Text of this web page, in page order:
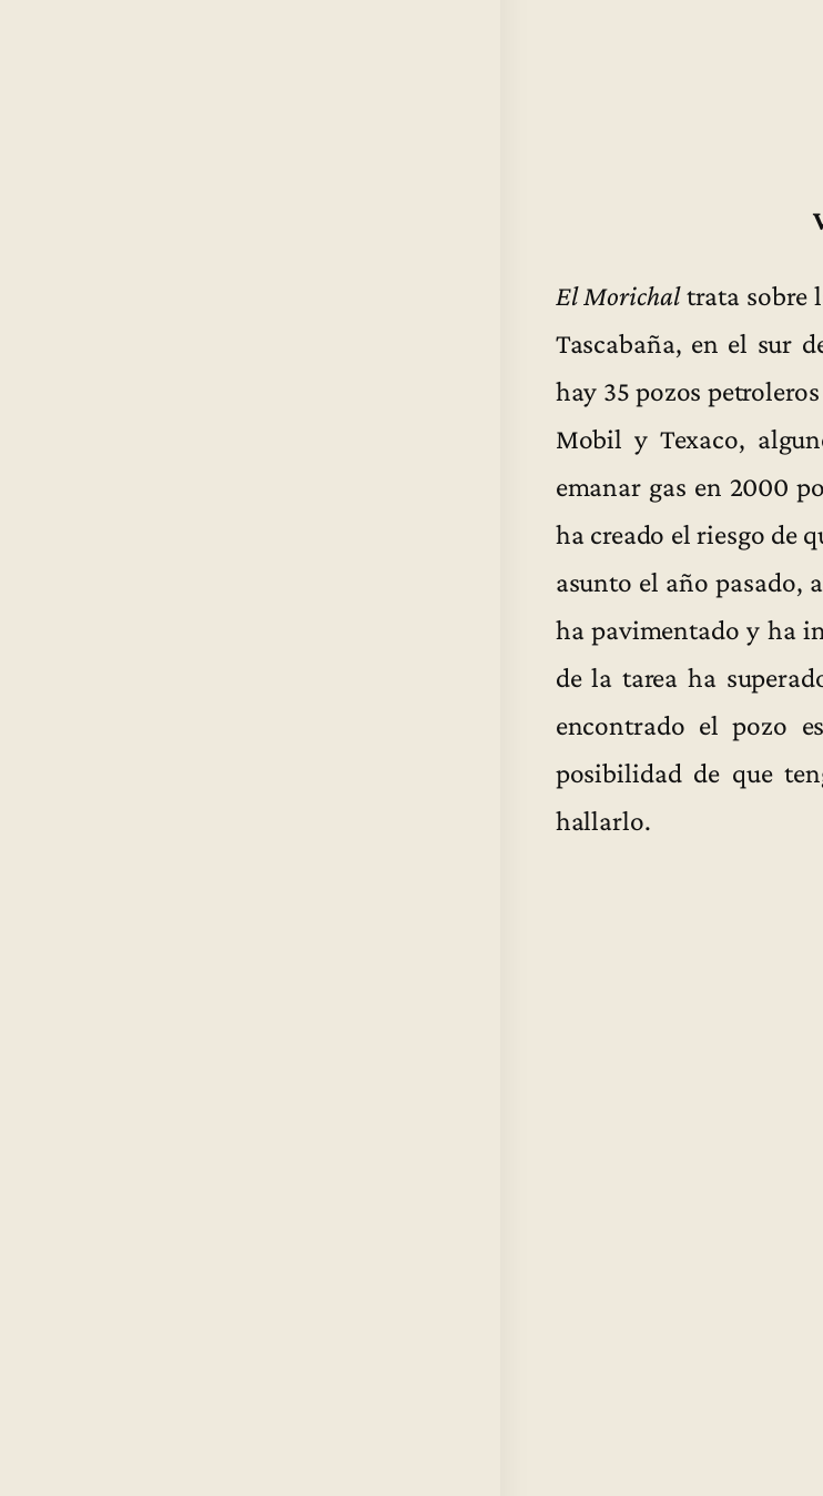
El Morichaltrata sobre
Tascabaña, en el sur
hay 35 pozos
Mobil y Texaco,
emanar gas en 2000
ha creado el riesgo de
asunto el año pasado,
ha pavimentado y ha
de la tarea ha
encontrado el pozo
posibilidad de que
hallarlo.